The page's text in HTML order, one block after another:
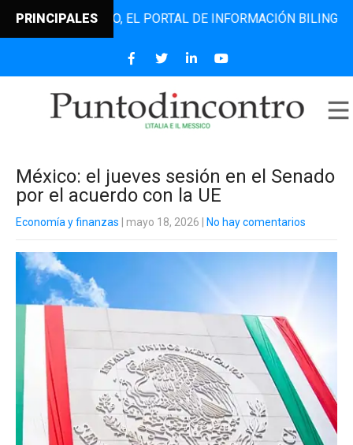
PRINCIPALESEL PORTAL DE INFORMACIÓN BILINGÜE
México: el jueves sesión en el Senado
por el acuerdo con la UE
Economía y finanzas | mayo 18, 2026 No hay comentarios